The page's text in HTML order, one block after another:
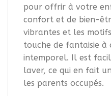
pour offrir à votre
confort et de bien-
vibrantes et les
touche de fantaisie à
intemporel. Il est
laver, ce qui en fait
les parents occupés.